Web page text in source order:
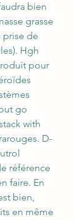
bien
grasse
prise de
Hgh
pour
go
with
D-
référence
faire. En
bien,
en même